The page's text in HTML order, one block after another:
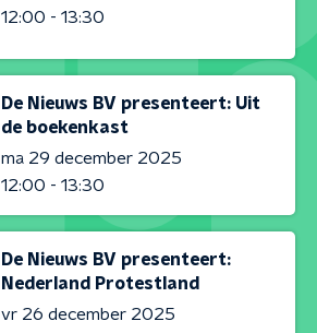
12:00 - 13:30
De Nieuws BV presenteert: Uit
de boekenkast
ma 29 december 2025
12:00 - 13:30
De Nieuws BV presenteert:
Nederland Protestland
vr 26 december 2025